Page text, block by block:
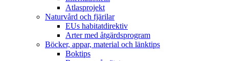
Atlasprojekt
Naturvård och fjärilar
EUs habitatdirektiv
Arter med åtgärdsprogram
Böcker, appar, material och länktips
Boktips